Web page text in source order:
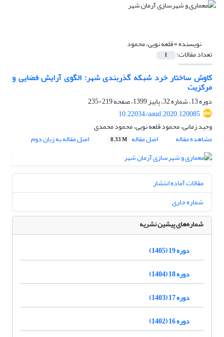
نویسنده =قلعه نویی، محمود
تعداد مقالات: 1
کاوش ساختار خرد شبکه گذربندی شهر: الگوی آرایش فضایی و
مرکزیت
دوره 13، شماره 32، پاییز 1399، صفحه
219-235
10.22034/aaud.2020.120085
وحید زمانی، محمود قلعه نویی، محمود محمدی
مشاهده مقاله
اصل مقاله 8.33 M اصل مقاله به زبان دوم
مقالات آماده انتشار
شماره جاری
شماره‌های پیشین نشریه
دوره 19 (1405)
دوره 18 (1404)
دوره 17 (1403)
دوره 16 (1402)